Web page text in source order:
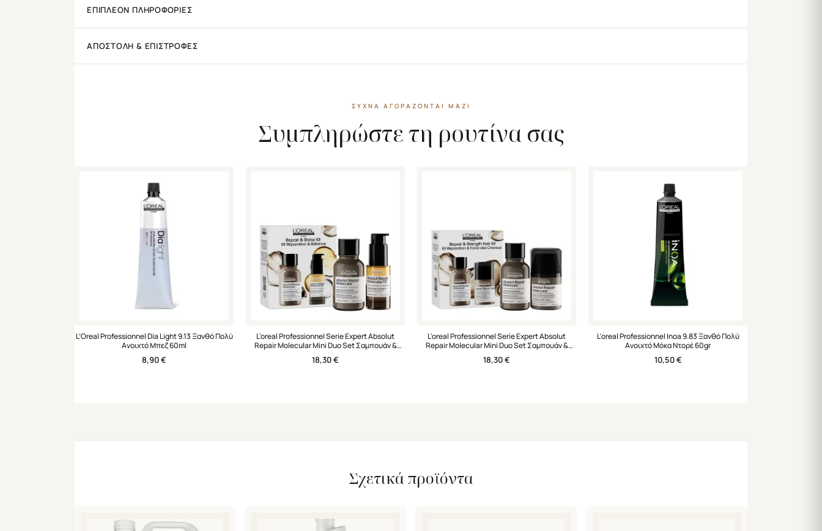
ΕΠΙΠΛΈΟΝ ΠΛΗΡΟΦΟΡΊΕΣ
ΑΠΟΣΤΟΛΉ & ΕΠΙΣΤΡΟΦΈΣ
ΣΥΧΝΆ ΑΓΟΡΆΖΟΝΤΑΙ ΜΑΖΊ
Συμπληρώστε τη ρουτίνα σας
L’Oreal Professionnel Dia Light 9.13 Ξανθό Πολύ
Ανοιχτό Μπεζ 60ml
8,90€
L'oreal Professionnel Serie Expert Absolut
Repair Molecular Mini Duo Set Σαμπουάν &
Έλαιο
18,30€
L'oreal Professionnel Serie Expert Absolut
Repair Molecular Mini Duo Set Σαμπουάν &
Leave-in Μάσκα
18,30€
L'oreal Professionnel Inoa 9.83 Ξανθό Πολύ
Ανοιχτό Μόκα Ντορέ 60gr
10,50€
Σχετικά προϊόντα